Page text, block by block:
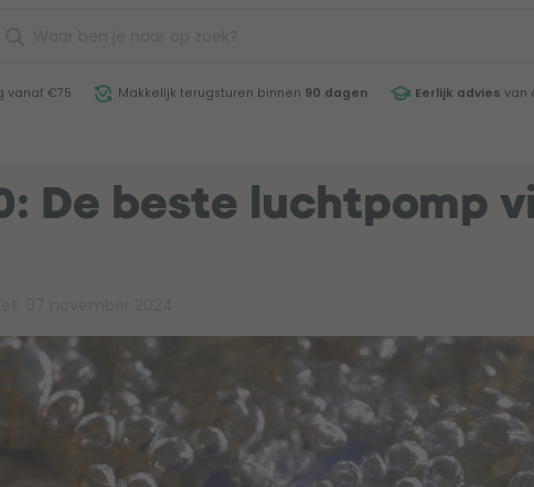
vanaf €75 Makkelijk terugsturen binnen 90 dagen Eerlijk advies van
De beste luchtpomp